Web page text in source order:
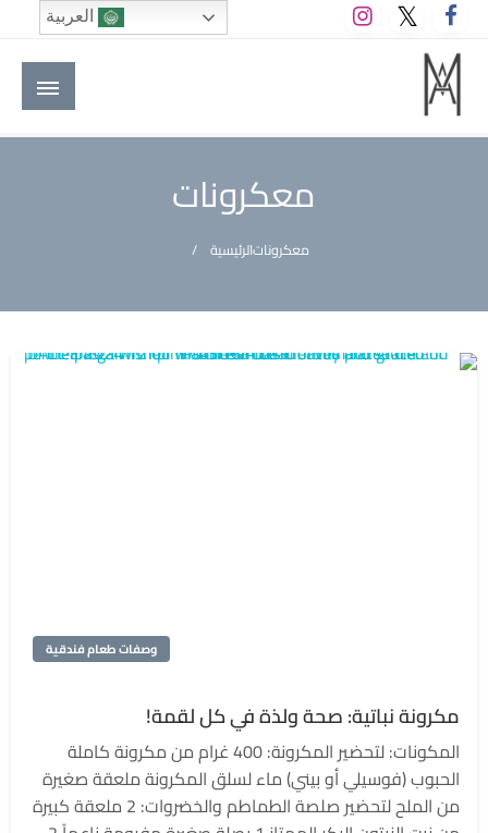
التخطي
إلى
المحتوى
M A hotels | إم ايه هوتيلز
الموقع الأول للعاملين في الفنادق في العالم العربي
معكرونات
الرئيسيةمعكرونات
وصفات طعام فندقية
مكرونة نباتية: صحة ولذة في كل لقمة!
المكونات: لتحضير المكرونة: 400 غرام من مكرونة كاملة
الحبوب (فوسيلي أو بيني) ماء لسلق المكرونة ملعقة صغيرة
من الملح لتحضير صلصة الطماطم والخضروات: 2 ملعقة كبيرة
العربية